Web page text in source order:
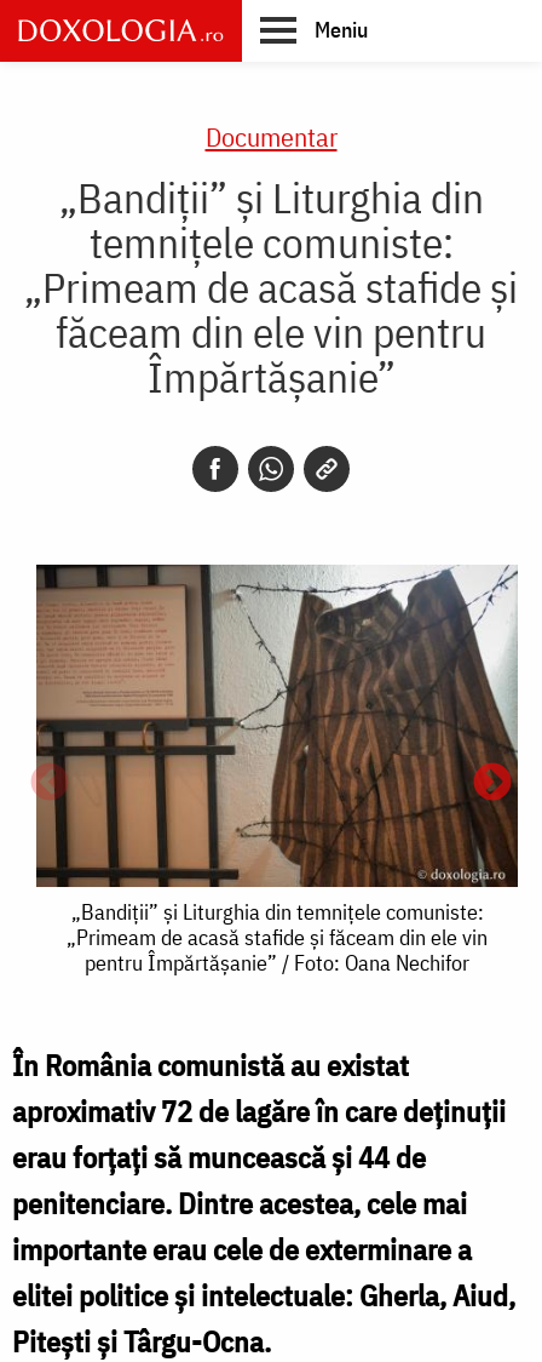
Skip
to
main
Meniu
Documentar
„Bandiții” și Liturghia din
temnițele comuniste:
„Primeam de acasă stafide și
făceam din ele vin pentru
Împărtășanie”
„Bandiții”
temnițele
comuniste:
„Primeam
de
acasă
stafide
și
„Bandiții” și Liturghia din temnițele comuniste:
„Primeam de acasă stafide și făceam din ele vin
pentru Împărtășanie” / Foto: Oana Nechifor
În România comunistă au existat
aproximativ 72 de lagăre în care deținuții
erau forțați să muncească și 44 de
penitenciare. Dintre acestea, cele mai
importante erau cele de exterminare a
elitei politice și intelectuale: Gherla, Aiud,
Pitești și Târgu-Ocna.